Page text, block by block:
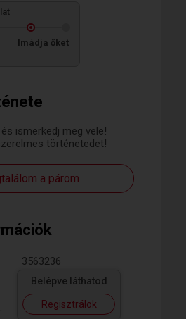
ismerkedj meg vele!
történetedet!
a párom
3563236
Belépve láthatod
Regisztrálok
Imádja őket